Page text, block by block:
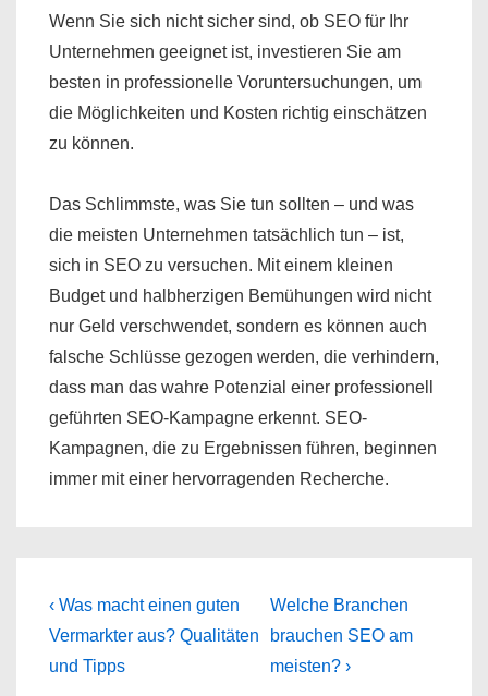
Wenn Sie sich nicht sicher sind, ob SEO für Ihr
Unternehmen geeignet ist, investieren Sie am
besten in professionelle Voruntersuchungen, um
die Möglichkeiten und Kosten richtig einschätzen
zu können.
Das Schlimmste, was Sie tun sollten – und was
die meisten Unternehmen tatsächlich tun – ist,
sich in SEO zu versuchen. Mit einem kleinen
Budget und halbherzigen Bemühungen wird nicht
nur Geld verschwendet, sondern es können auch
falsche Schlüsse gezogen werden, die verhindern,
dass man das wahre Potenzial einer professionell
geführten SEO-Kampagne erkennt. SEO-
Kampagnen, die zu Ergebnissen führen, beginnen
immer mit einer hervorragenden Recherche.
Beitragsnavigation
Previous
Post
is
‹ Was macht einen guten
Vermarkter aus? Qualitäten
und Tipps
Next
Post
is
Welche Branchen
brauchen SEO am
meisten? ›